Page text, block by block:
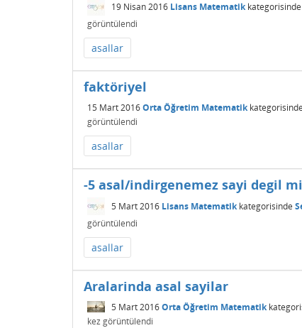
19 Nisan 2016 Lisans Matematikkategorisinde
görüntülendi
asallar
faktöriyel
15 Mart 2016Orta Öğretim Matematikkategorisinde
görüntülendi
asallar
-5 asal/indirgenemez sayi degil
5 Mart 2016 Lisans Matematikkategorisinde
görüntülendi
asallar
Aralarinda asal sayilar
5 Mart 2016Orta Öğretim Matematik
kez görüntülendi